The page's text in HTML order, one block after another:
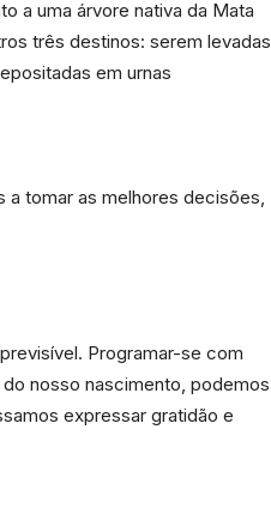
a uma árvore nativa da Mata
três destinos: serem levadas
em urnas
a tomar as melhores decisões,
Programar-se com
nosso nascimento, podemos
expressar gratidão e